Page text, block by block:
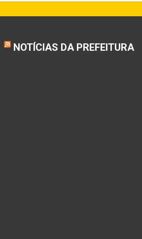
NOTÍCIAS DA PREFEITURA